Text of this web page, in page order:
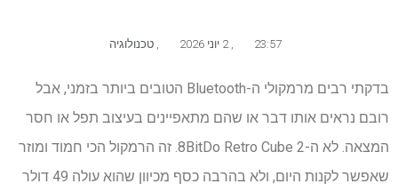
23:57
, 2 יוני 2026 , טכנולוגיה
בדקתי רבים מרמקולי ה-Bluetooth הטובים ביותר בזמני, אבל
רובם נראים אותו דבר או שהם מתאפיינים בעיצוב תפל או חסר
המצאה. לא ה-8BitDo Retro Cube 2. זה הרמקול הכי חמוד ומוזר
שאפשר לקנות היום, ולא בהרבה כסף מכיוון שהוא עולה 49 דולר